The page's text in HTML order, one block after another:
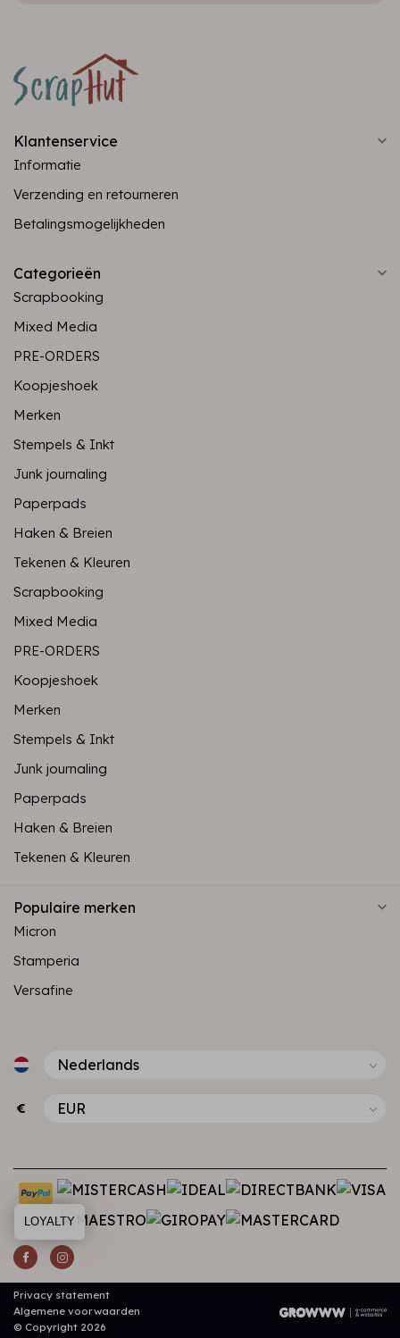
Klantenservice
Informatie
Verzending en retourneren
Betalingsmogelijkheden
Categorieën
Scrapbooking
Mixed Media
PRE-ORDERS
Koopjeshoek
Merken
Stempels & Inkt
Junk journaling
Paperpads
Haken & Breien
Tekenen & Kleuren
Scrapbooking
Mixed Media
PRE-ORDERS
Koopjeshoek
Merken
Stempels & Inkt
Junk journaling
Paperpads
Haken & Breien
Tekenen & Kleuren
Populaire merken
Micron
Stamperia
Versafine
€
Privacy statement
Algemene voorwaarden
© Copyright 2026
LOYALTY